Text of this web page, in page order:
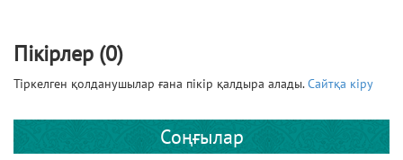
Пікірлер (0)
Тіркелген қолданушылар ғана пікір қалдыра алады.Сайтқа кіру
Соңғылар